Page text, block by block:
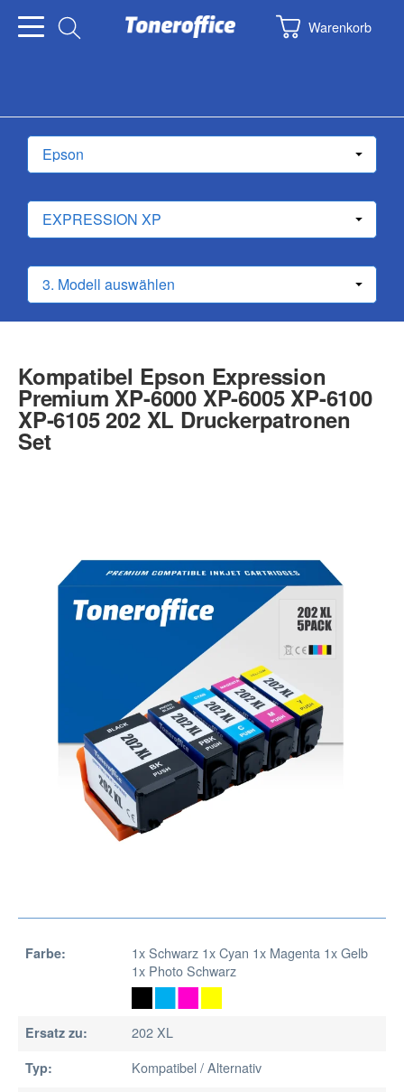
Warenkorb
Kompatibel Epson Expression
Premium XP-6000 XP-6005 XP-6100
XP-6105 202 XL Druckerpatronen
Set
Farbe:
1x Schwarz 1x Cyan 1x Magenta 1x Gelb
1x Photo Schwarz
Ersatz zu: 202 XL
Typ: Kompatibel / Alternativ